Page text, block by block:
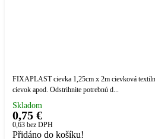
FIXAPLAST cievka 1,25cm x 2m cievková
cievok apod. Odstrihnite potrebnú d...
Skladom
0,75 €
0,63 bez DPH
Přidáno do košíku!